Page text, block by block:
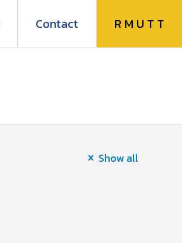
Contact R M U T T
Show all